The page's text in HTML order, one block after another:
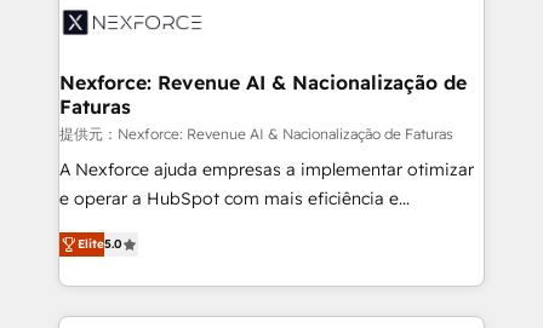
move beyond spreadsheets into unified systems
Implementation & Migration Onboarding across all
Station, Freshdesk, Intercom, and more. Custom
objects, automations, and integrations built for
growth. 🚀 AI-Driven GTM Orchestration Unify
HubSpot with LinkedIn, WhatsApp, email, paid
media, and AI voice to drive pipeline. 🤖 AI Custom
prospecting, follow-ups, service triage, and
knowledge retrieval—built in HubSpot. ⚡ Fast-Track
Nexforce: Revenue AI & Nacionalização de
Faturas
提供元：Nexforce: Revenue AI & Nacionalização de Faturas
A Nexforce ajuda empresas a implementar otimizar
e operar a HubSpot com mais eficiência e
previsibilidade de receita. Combinamos Revenue
Operations (RevOps) e Inteligência Artificial para
estruturar processos integrar sistemas organizar
dados e automatizar operações. O objetivo é
Elite5.0